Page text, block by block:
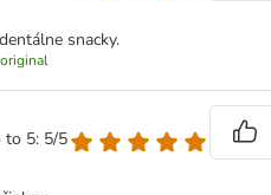
snacky.
to 5: 5/5